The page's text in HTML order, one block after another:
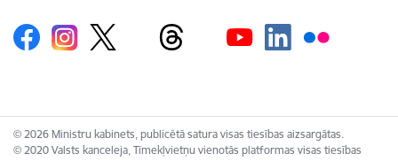
© 2026 Ministru kabinets, publicētā satura visas tiesības aizsargātas.
© 2020 Valsts kanceleja, Tīmekļvietņu vienotās platformas visas tiesības